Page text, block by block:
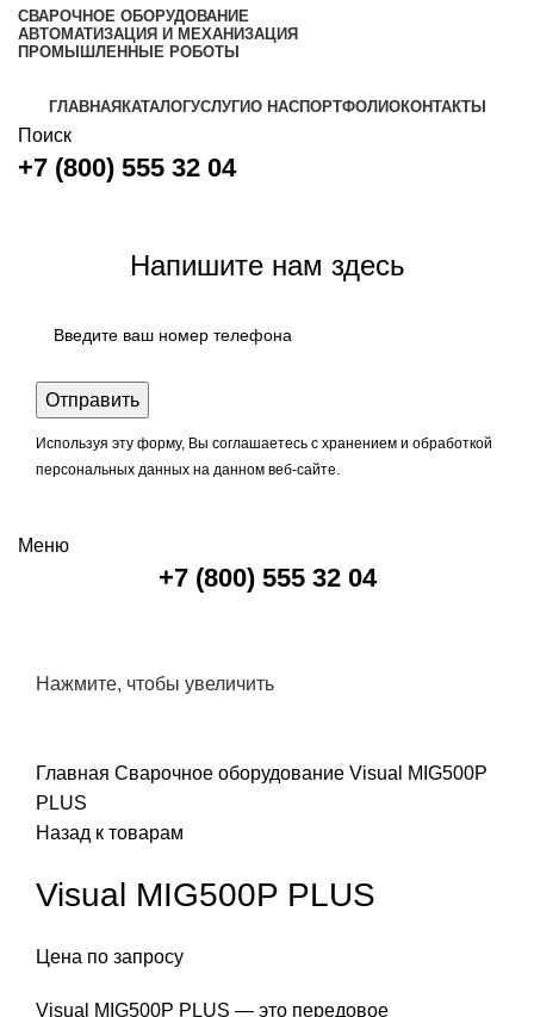
СВАРОЧНОЕ ОБОРУДОВАНИЕ
АВТОМАТИЗАЦИЯ И МЕХАНИЗАЦИЯ
ПРОМЫШЛЕННЫЕ РОБОТЫ
ГЛАВНАЯ КАТАЛОГУСЛУГИО НАСПОРТФОЛИОКОНТАКТЫ
Поиск
+7 (800) 555 32 04
Напишите нам здесь
Используя эту форму, Вы соглашаетесь с хранением и обработкой
персональных данных на данном веб-сайте.
Меню
+7 (800) 555 32 04
Нажмите, чтобы увеличить
Главная Сварочное оборудование Visual MIG500P
PLUS
Назад к товарам
Visual MIG500P PLUS
Цена по запросу
Visual MIG500P PLUS — это передовое